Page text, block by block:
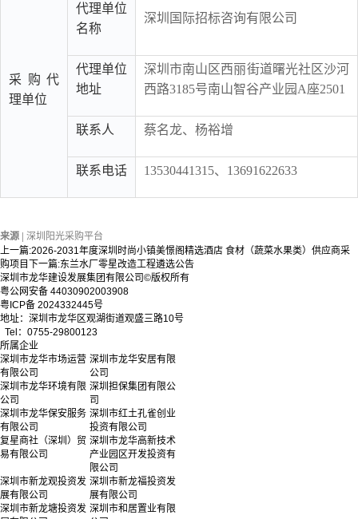
采购代
理单位
代理单位
名称
深圳国际招标咨询有限公司
代理单位
地址
深圳市南山区西丽街道曙光社区沙河
西路3185号南山智谷产业园A座2501
联系人 蔡名龙、杨裕增
联系电话 13530441315、13691622633
来源 | 深圳阳光采购平台
上一篇:2026-2031年度深圳时尚小镇美憬阁精选酒店 食材（蔬菜水果类）供应商采
购项目 下一篇:东兰水厂零星改造工程遴选公告
深圳市龙华建设发展集团有限公司©版权所有
粤公网安备 44030902003908
粤ICP备 2024332445号
地址：深圳市龙华区观湖街道观盛三路10号
Tel：0755-29800123
所属企业
深圳市龙华市场运营
有限公司
深圳市龙华安居有限
公司
深圳市龙华环境有限
公司
深圳担保集团有限公
司
深圳市龙华保安服务
有限公司
深圳市红土孔雀创业
投资有限公司
复星商社（深圳）贸
易有限公司
深圳市龙华高新技术
产业园区开发投资有
限公司
深圳市新龙观投资发
展有限公司
深圳市新龙福投资发
展有限公司
深圳市新龙塘投资发 深圳市和居置业有限